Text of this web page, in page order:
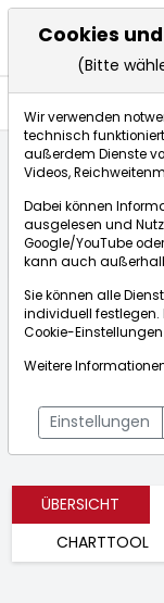
Börse:
SE0000190126]
Aktienkurse
ÜBERSICHT
CHARTTOOL
Cookies
(Bitte
Wir verwenden
technisch
außerdem Dienste
Videos,
Dabei können
ausgelesen und
Google/YouTube
kann auch
Sie können alle
individuell festlegen.
Cookie-Einstellungen
Weitere
Einstellungen